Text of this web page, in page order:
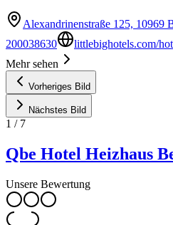
Alexandrinenstraße 125, 10969
200038630
littlebighotels.com/
Mehr sehen
Vorheriges Bild
Nächstes Bild
1 / 7
Qbe Hotel Heizhaus
Unsere Bewertung